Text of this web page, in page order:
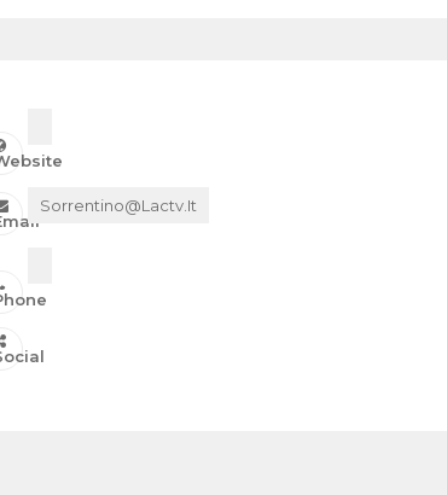
Sorrentino@lactv.it